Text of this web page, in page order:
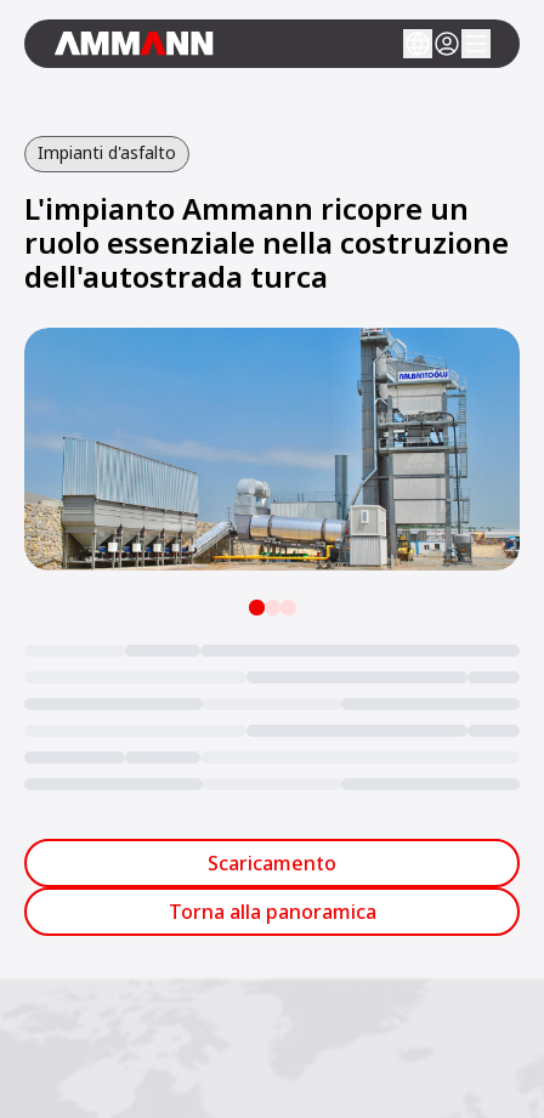
Impianti d'asfalto
L'impianto Ammann ricopre un
ruolo essenziale nella costruzione
dell'autostrada turca
Scaricamento
Torna alla panoramica